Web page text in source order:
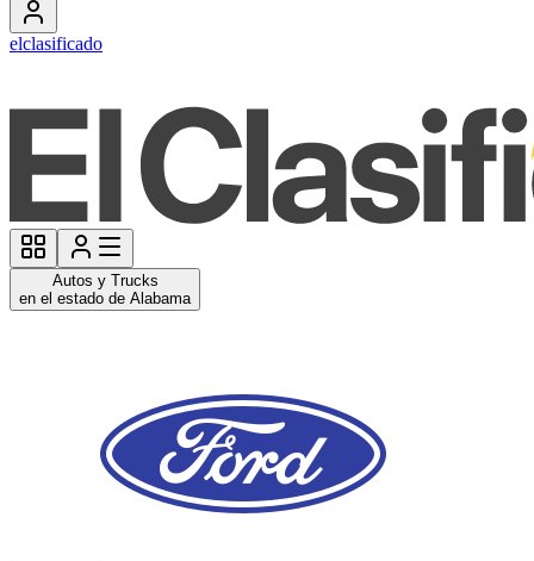
elclasificado
Autos y Trucks
en el estado de Alabama